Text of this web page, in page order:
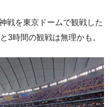
戦を東京ドームで観戦した
3時間の観戦は無理かも。